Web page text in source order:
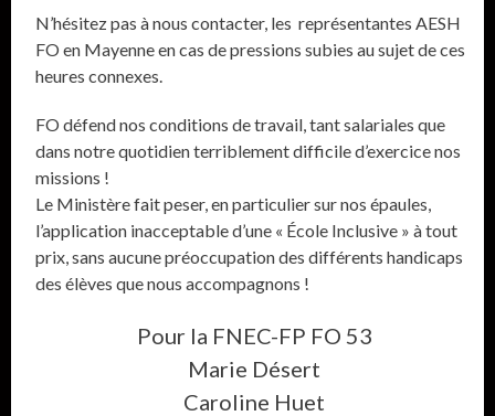
N’hésitez pas à nous contacter, les représentantes AESH
FO en Mayenne en cas de pressions subies au sujet de ces
heures connexes.
FO défend nos conditions de travail, tant salariales que
dans notre quotidien terriblement difficile d’exercice nos
missions !
Le Ministère fait peser, en particulier sur nos épaules,
l’application inacceptable d’une « École Inclusive » à tout
prix, sans aucune préoccupation des différents handicaps
des élèves que nous accompagnons !
Pour la FNEC-FP FO 53
Marie Désert
Caroline Huet